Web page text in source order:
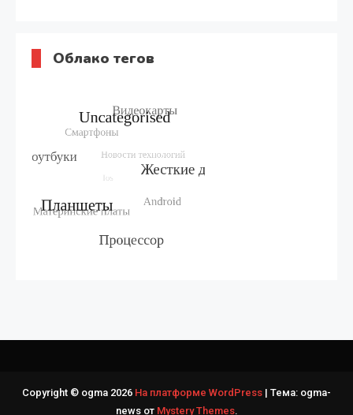
Облако тегов
Copyright © ogma 2026 На платформе WordPress | Тема: ogma-
news от Mystery Themes.